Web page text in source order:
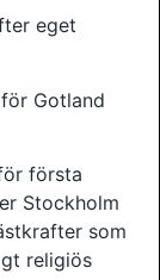
eget
Gotland
första
Stockholm
som
religiös